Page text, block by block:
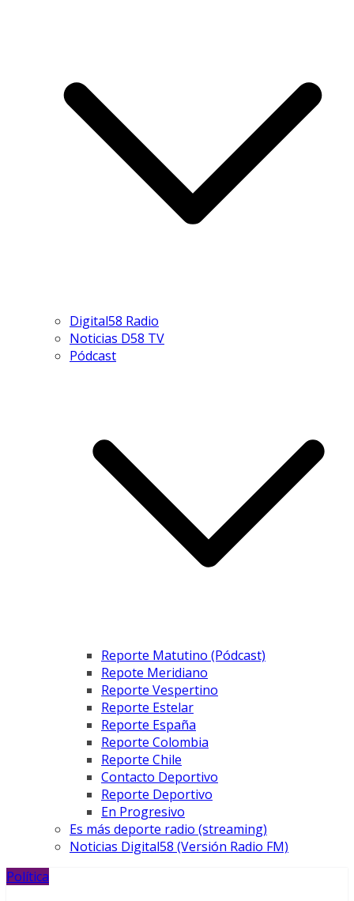
Digital58 Radio
Noticias D58 TV
Pódcast
Reporte Matutino (Pódcast)
Repote Meridiano
Reporte Vespertino
Reporte Estelar
Reporte España
Reporte Colombia
Reporte Chile
Contacto Deportivo
Reporte Deportivo
En Progresivo
Es más deporte radio (streaming)
Noticias Digital58 (Versión Radio FM)
Política